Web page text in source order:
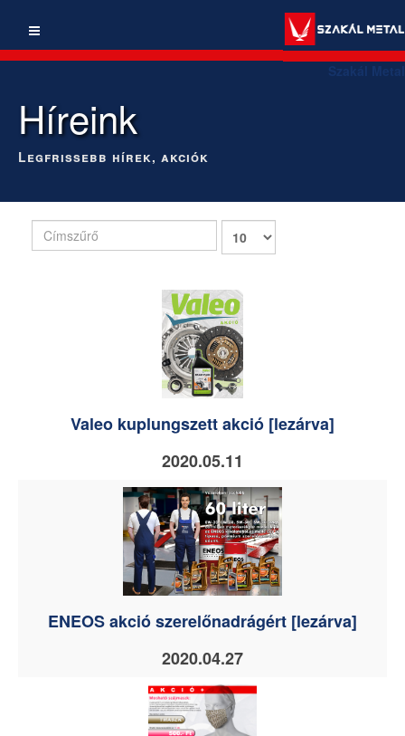
Szakál Metal
Híreink
Legfrissebb hírek, akciók
Címszűrő
Tételek
Valeo kuplungszett akció [lezárva]
2020.05.11
ENEOS akció szerelőnadrágért [lezárva]
2020.04.27